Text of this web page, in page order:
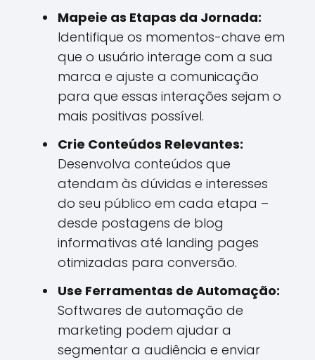
Mapeie as Etapas da Jornada:
Identifique os momentos-chave em
que o usuário interage com a sua
marca e ajuste a comunicação
para que essas interações sejam o
mais positivas possível.
Crie Conteúdos Relevantes:
Desenvolva conteúdos que
atendam às dúvidas e interesses
do seu público em cada etapa –
desde postagens de blog
informativas até landing pages
otimizadas para conversão.
Use Ferramentas de Automação:
Softwares de automação de
marketing podem ajudar a
segmentar a audiência e enviar